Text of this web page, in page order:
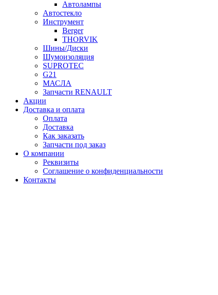
Автолампы
Автостекло
Инструмент
Berger
THORVIK
Шины/Диски
Шумоизоляция
SUPROTEC
G21
МАСЛА
Запчасти RENAULT
Акции
Доставка и оплата
Оплата
Доставка
Как заказать
Запчасти под заказ
О компании
Реквизиты
Соглашение о конфиденциальности
Контакты